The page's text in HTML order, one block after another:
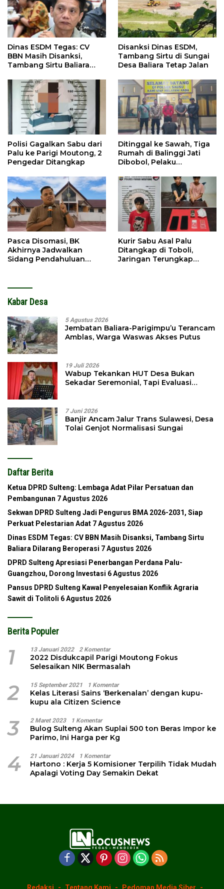
Dinas ESDM Tegas: CV
BBN Masih Disanksi,
Tambang Sirtu Baliara
Disanksi Dinas ESDM,
Tambang Sirtu di Sungai
Desa Baliara Tetap Jalan
Polisi Gagalkan Sabu dari
Palu ke Parigi Moutong, 2
Pengedar Ditangkap
Ditinggal ke Sawah, Tiga
Rumah di Balinggi Jati
Dibobol, Pelaku
Pasca Disomasi, BK
Akhirnya Jadwalkan
Sidang Pendahuluan
Kurir Sabu Asal Palu
Ditangkap di Toboli,
Jaringan Terungkap
Kabar Desa
5 Agustus 2026
Jembatan Baliara-Parigimpu’u Terancam
Amblas, Warga Waswas Akses Putus
19 Juli 2026
Wabup Tekankan HUT Desa Bukan
Sekadar Seremonial, Tapi Evaluasi
7 Juni 2026
Banjir Ancam Jalur Trans Sulawesi, Desa
Tolai Genjot Normalisasi Sungai
Daftar Berita
Ketua DPRD Sulteng: Lembaga Adat Pilar Persatuan dan
Pembangunan 7 Agustus 2026
Sekwan DPRD Sulteng Jadi Pengurus BMA 2026-2031, Siap
Perkuat Pelestarian Adat 7 Agustus 2026
Dinas ESDM Tegas: CV BBN Masih Disanksi, Tambang Sirtu
Baliara Dilarang Beroperasi 7 Agustus 2026
DPRD Sulteng Apresiasi Penerbangan Perdana Palu-
Guangzhou, Dorong Investasi 6 Agustus 2026
Pansus DPRD Sulteng Kawal Penyelesaian Konflik Agraria
Sawit di Tolitoli 6 Agustus 2026
Berita Populer
1 13 Januari 2022 2 Komentar
2022 Disdukcapil Parigi Moutong Fokus
Selesaikan NIK Bermasalah
2 15 September 2021 1 Komentar
Kelas Literasi Sains ‘Berkenalan’ dengan kupu-
kupu ala Citizen Science
3 2 Maret 2023 1 Komentar
Bulog Sulteng Akan Suplai 500 ton Beras Impor ke
Parimo, Ini Harga per Kg
4 21 Januari 2024 1 Komentar
Hartono : Kerja 5 Komisioner Terpilih Tidak Mudah
Apalagi Voting Day Semakin Dekat
Redaksi Tentang Kami Pedoman Media Siber